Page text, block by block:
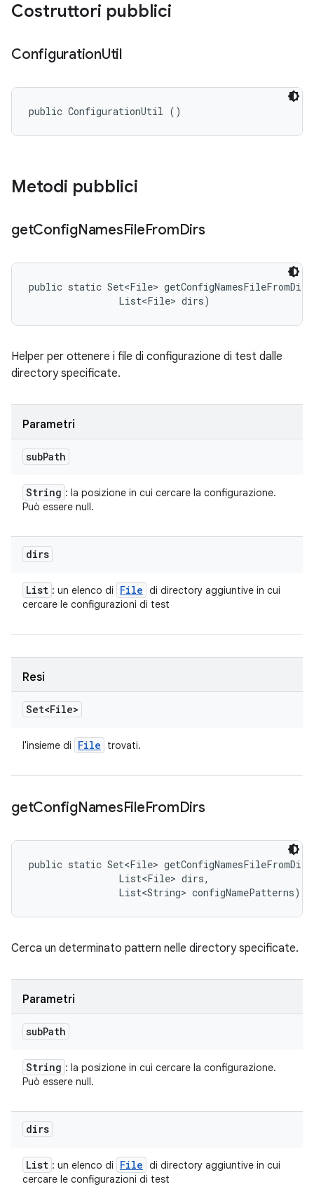
Costruttori pubblici
ConfigurationUtil
public ConfigurationUtil ()
Metodi pubblici
getConfigNamesFileFromDirs
public static Set<File>
                List<File> dirs)
Helper per ottenere i file di configurazione di test dalle
directory specificate.
Parametri
subPath
String : la posizione in cui cercare la configurazione.
Può essere null.
dirs
List : un elenco di File di directory aggiuntive in cui
cercare le configurazioni di test
Resi
Set<File>
l'insieme di File trovati.
getConfigNamesFileFromDirs
public static Set<File>
                List<File> dirs,
                List<String> configNamePatterns)
Cerca un determinato pattern nelle directory specificate.
Parametri
subPath
String : la posizione in cui cercare la configurazione.
Può essere null.
dirs
List : un elenco di File di directory aggiuntive in cui
cercare le configurazioni di test